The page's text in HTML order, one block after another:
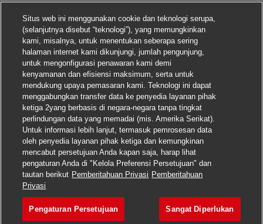
Lamar pekerjaan ini
Simpan pekerjaan Postbote – Minijob /
Situs web ini menggunakan cookie dan teknologi serupa,
(selanjutnya disebut “teknologi”), yang memungkinkan
kami, misalnya, untuk menentukan seberapa sering
halaman internet kami dikunjungi, jumlah pengunjung,
untuk mengonfigurasi penawaran kami demi
kenyamanan dan efisiensi maksimum, serta untuk
mendukung upaya pemasaran kami. Teknologi ini dapat
menggabungkan transfer data ke penyedia layanan pihak
ketiga 2yang berbasis di negara-negara tanpa tingkat
perlindungan data yang memadai (mis. Amerika Serikat).
Untuk informasi lebih lanjut, termasuk pemrosesan data
oleh penyedia layanan pihak ketiga dan kemungkinan
mencabut persetujuan Anda kapan saja, harap lihat
pengaturan Anda di "Kelola Preferensi Persetujuan" dan
tautan berikut Pemberitahuan Privasi Pemberitahuan
Privasi
Pengaturan Persetujuan Sangat Diperlukan